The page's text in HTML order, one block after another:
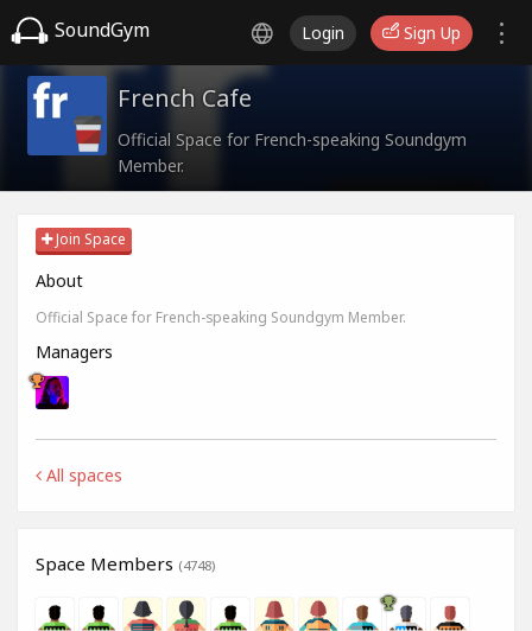
SoundGym Login Sign Up
French Cafe
Official Space for French-speaking Soundgym
Member.
Join Space
About
Official Space for French-speaking Soundgym Member.
Managers
All spaces
Space Members (4748)